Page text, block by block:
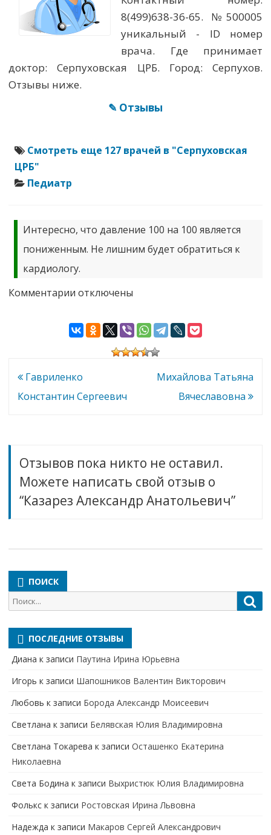
8(499)638-36-65. №500005
уникальный - ID номер
врача. Где принимает
доктор: Серпуховская ЦРБ. Город: Серпухов.
Отзывы ниже.
✎ Отзывы
Смотреть еще 127 врачей в "Серпуховская
ЦРБ"
Педиатр
Интересно, что давление 100 на 100 является
пониженным. Не лишним будет обратиться к
кардиологу.
Комментарии к
Александр
Анатольевич
отключены
Навигация
по
Гавриленко
Константин Сергеевич
Михайлова Татьяна
Вячеславовна
Отзывов пока никто не оставил.
Можете написать свой отзыв о
“Казарез Александр Анатольевич”
ПОИСК
Поиск
для:
ПОСЛЕДНИЕ ОТЗЫВЫ
Диана к записи Паутина Ирина Юрьевна
Игорь к записи Шапошников Валентин Викторович
Любовь к записи Борода Александр Моисеевич
Светлана к записи Белявская Юлия Владимировна
Cветлана Токарева к записи Осташенко Екатерина
Николаевна
Света Бодина к записи Выхристюк Юлия Владимировна
Фолькс к записи Ростовская Ирина Львовна
Надежда к записи Макаров Сергей Александрович